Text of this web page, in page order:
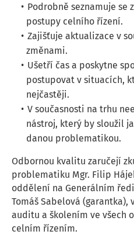
Podrobně seznamuje
postupy celního řízení.
Zajišťuje aktualizace v
změnami.
Ušetří čas a poskytne
postupovat v situacích,
nejčastěji.
V současnosti na trhu
nástroj, který by sloužil
danou problematikou.
Odbornou kvalitu zaručejí
problematiku Mgr. Filip
oddělení na Generálním
Tomáš Sabelová
auditu a školením ve všech
celním řízením.